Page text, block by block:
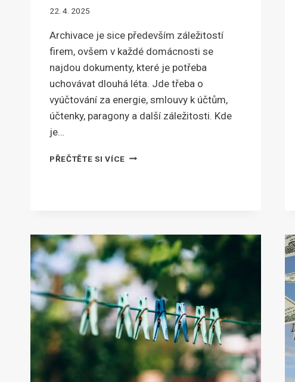
22. 4. 2025
Archivace je sice především záležitostí
firem, ovšem v každé domácnosti se
najdou dokumenty, které je potřeba
uchovávat dlouhá léta. Jde třeba o
vyúčtování za energie, smlouvy k účtům,
účtenky, paragony a další záležitosti. Kde
je…
PŘEČTĚTE SI VÍCEKAM